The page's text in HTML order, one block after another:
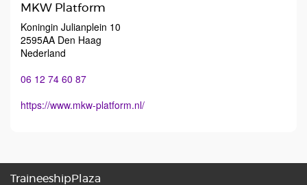
MKW Platform
Koningin Julianplein 10
2595AA Den Haag
Nederland
06 12 74 60 87
https://www.mkw-platform.nl/
TraineeshipPlaza